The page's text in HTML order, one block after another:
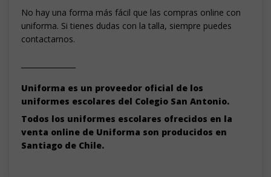
No hay una forma más fácil que las compras online con
uniforma. Si tienes dudas con la talla, siempre puedes
contactarnos.
Uniforma es un proveedor oficial de los
uniformes escolares del Colegio San Antonio.
Todos los uniformes escolares ofrecidos en la
venta online de Uniforma son producidos en
Santiago de Chile.